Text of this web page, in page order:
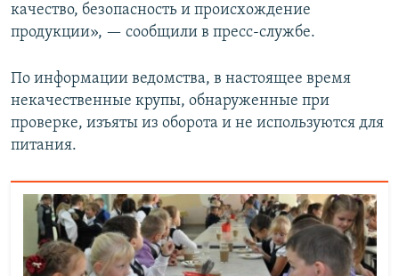
качество, безопасность и происхождение
продукции», — сообщили в пресс-службе.
По информации ведомства, в настоящее время
некачественные крупы, обнаруженные при
проверке, изъяты из оборота и не используются для
питания.